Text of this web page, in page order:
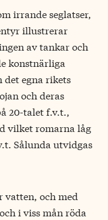
irrande seglatser,
illustrerar
av tankar och
konstnärliga
det egna rikets
och deras
20-talet f.v.t.,
vilket romarna låg
Sålunda utvidgas
vatten, och med
i viss mån röda